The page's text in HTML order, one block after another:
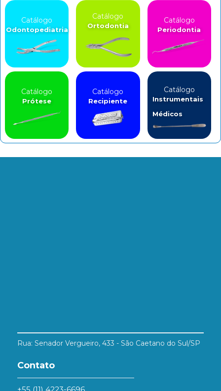
Catálogo
Odontopediatria
Catálogo
Ortodontia
Catálogo
Periodontia
Catálogo
Prótese
Catálogo
Recipiente
Catálogo
Instrumentais
Médicos
Rua: Senador Vergueiro, 433 - São Caetano do Sul/SP
Contato